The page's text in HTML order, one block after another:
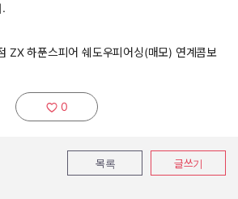
ZX 하푼스피어 쉐도우피어싱(매모) 연계콤보
추천하기:
0
목록 글쓰기